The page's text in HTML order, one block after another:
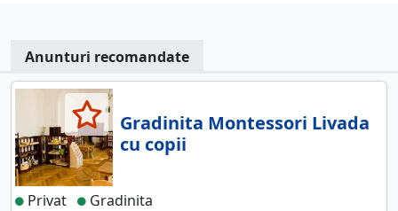
Anunturi recomandate
Gradinita Montessori Livada
cu copii
Privat
Gradinita